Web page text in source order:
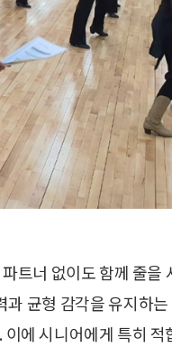
트너 없이도 함께 줄을
균형 감각을 유지하
에 시니어에게 특히